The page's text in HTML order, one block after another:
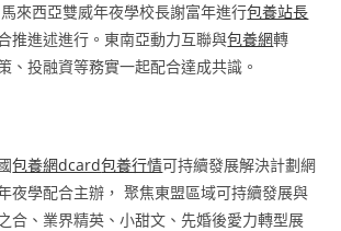
來西亞雙威年夜學校長謝富年進行包養站長
推進述進行。東南亞動力互聯與包養網轉
、投融資等務實一起配合達成共識。
包養網dcard包養行情可持續發展解決計劃網
夜學配合主辦， 聚焦東盟區域可持續發展與
合、業界精英、小甜文、先婚後愛力轉型展